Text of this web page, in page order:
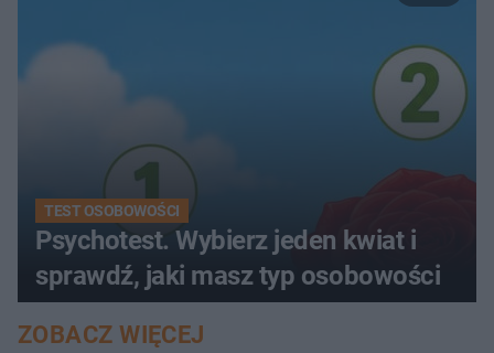
TEST OSOBOWOŚCI
Psychotest. Wybierz jeden kwiat i
sprawdź, jaki masz typ osobowości
ZOBACZ WIĘCEJ